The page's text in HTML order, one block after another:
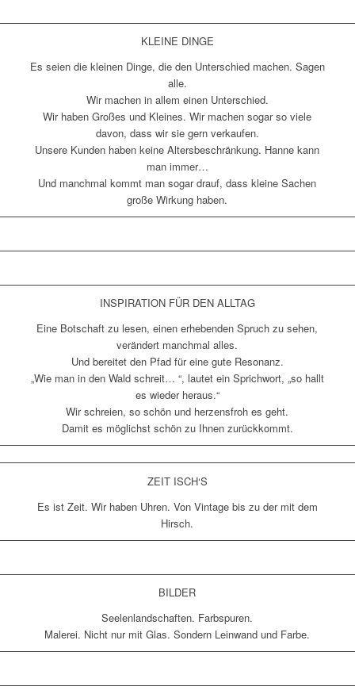
KLEINE DINGE
Es seien die kleinen Dinge, die den Unterschied machen. Sagen
alle.
Wir machen in allem einen Unterschied.
Wir haben Großes und Kleines. Wir machen sogar so viele
davon, dass wir sie gern verkaufen.
Unsere Kunden haben keine Altersbeschränkung. Hanne kann
man immer…
Und manchmal kommt man sogar drauf, dass kleine Sachen
große Wirkung haben.
INSPIRATION FÜR DEN ALLTAG
Eine Botschaft zu lesen, einen erhebenden Spruch zu sehen,
verändert manchmal alles.
Und bereitet den Pfad für eine gute Resonanz.
„Wie man in den Wald schreit… “, lautet ein Sprichwort, „so hallt
es wieder heraus.“
Wir schreien, so schön und herzensfroh es geht.
Damit es möglichst schön zu Ihnen zurückkommt.
ZEIT ISCH‘S
Es ist Zeit. Wir haben Uhren. Von Vintage bis zu der mit dem
Hirsch.
BILDER
Seelenlandschaften. Farbspuren.
Malerei. Nicht nur mit Glas. Sondern Leinwand und Farbe.